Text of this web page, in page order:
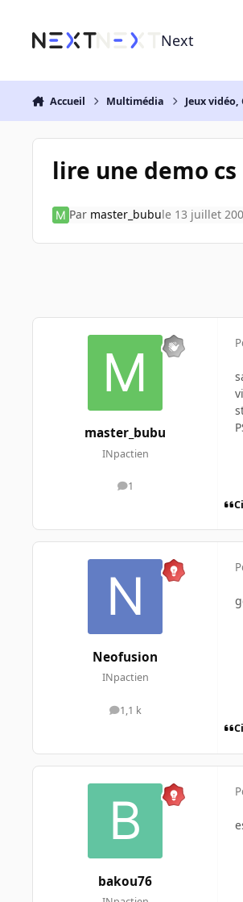
Next
Accueil Multimédia Jeux
lire une demo cs
Par master_bubule 13 juillet
master_bubu
INpactien
1
messages
Neofusion
INpactien
1,1 k
messages
bakou76